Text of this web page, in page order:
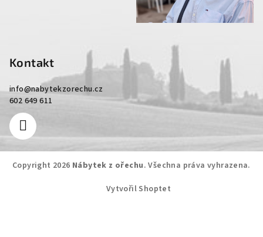
Kontakt
info@nabytekzorechu.cz
602 649 611
Copyright 2026 Nábytek z ořechu. Všechna práva vyhrazena.
Vytvořil Shoptet